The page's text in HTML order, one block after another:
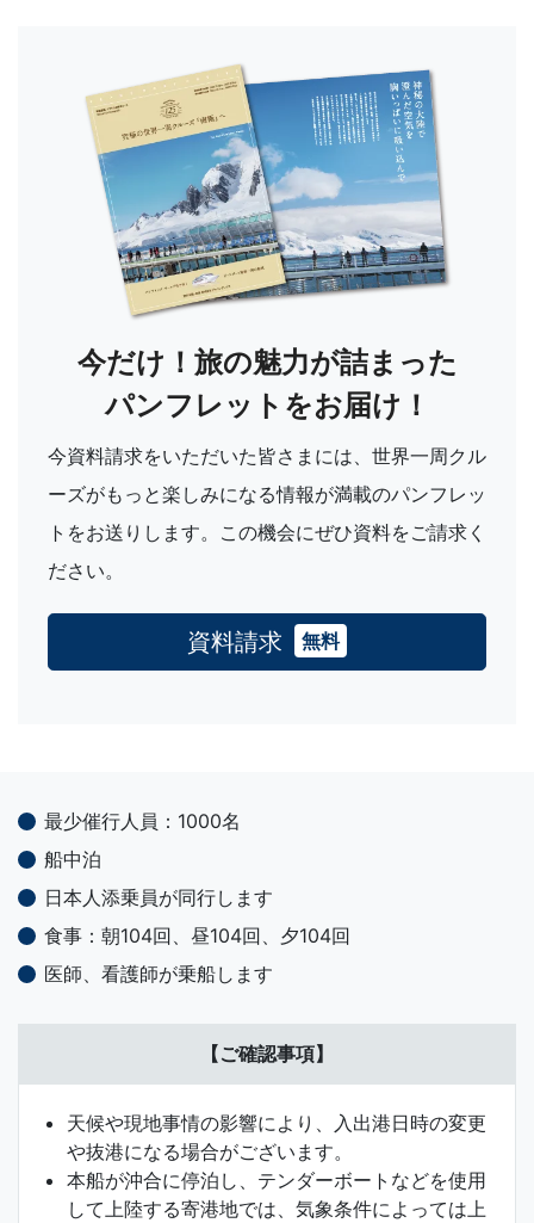
今だけ！旅の魅力が詰まった
パンフレットをお届け！
今資料請求をいただいた皆さまには、世界一周クル
ーズがもっと楽しみになる情報が満載のパンフレッ
トをお送りします。この機会にぜひ資料をご請求く
ださい。
資料請求 無料
最少催行人員：1000名
船中泊
日本人添乗員が同行します
食事：朝104回、昼104回、夕104回
医師、看護師が乗船します
【ご確認事項】
天候や現地事情の影響により、入出港日時の変更
や抜港になる場合がございます。
本船が沖合に停泊し、テンダーボートなどを使用
して上陸する寄港地では、気象条件によっては上